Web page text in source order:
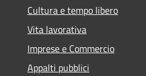
Cultura e tempo libero
Vita lavorativa
Imprese e Commercio
Appalti pubblici